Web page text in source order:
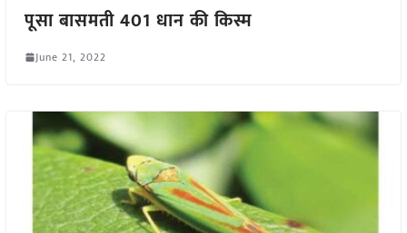
पूसा बासमती 401 धान की किस्म
June 21, 2022